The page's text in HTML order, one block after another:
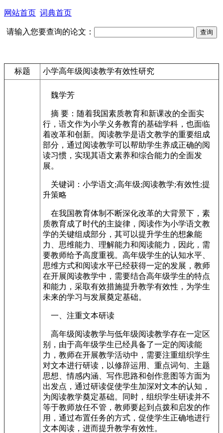
网站首页 词典首页
请输入您要查询的论文：
标题 小学高年级阅读教学有效性研究
魏学芳
摘 要：随着我国素质教育和新课改的全面实
行，语文作为小学义务教育的基础学科，也面临
着改革和创新。阅读教学是语文教学的重要组成
部分，通过阅读教学可以帮助学生养成正确的阅
读习惯，实现其语文素养和综合能力的全面发
展。
关键词：小学语文;高年级;阅读教学;有效性;提
升策略
在我国教育体制不断深化改革的大背景下，素
质教育成了时代的主旋律，阅读作为小学语文教
学的关键组成部分，其可以提升学生的想象能
力、思维能力、理解能力和阅读能力，因此，需
要教师给予高度重视。高年级学生的认知水平、
思维方式和阅读水平已经获得一定的发展，教师
在开展阅读教学中，需要结合高年级学生的特点
和能力，采取有效措施提升教学有效性，为学生
未来的学习与发展奠定基础。
一、注重文本研读
高年级阅读教学与低年级阅读教学存在一定区
别，由于高年级学生已经具备了一定的阅读能
力，教师在开展教学活动中，需要注重组织学生
对文本进行研读，以修辞运用、重点词句、主题
思想、情感内涵、写作思路和创作意图等方面为
出发点，通过研读促使学生加深对文本的认知，
为阅读教学奠定基础。同时，组织学生研读并不
等于教师放任不管，教师要起到点拨和启发的作
用，通过布置任务的方式，促使学生正确地进行
文本阅读，进而提升教学有效性。